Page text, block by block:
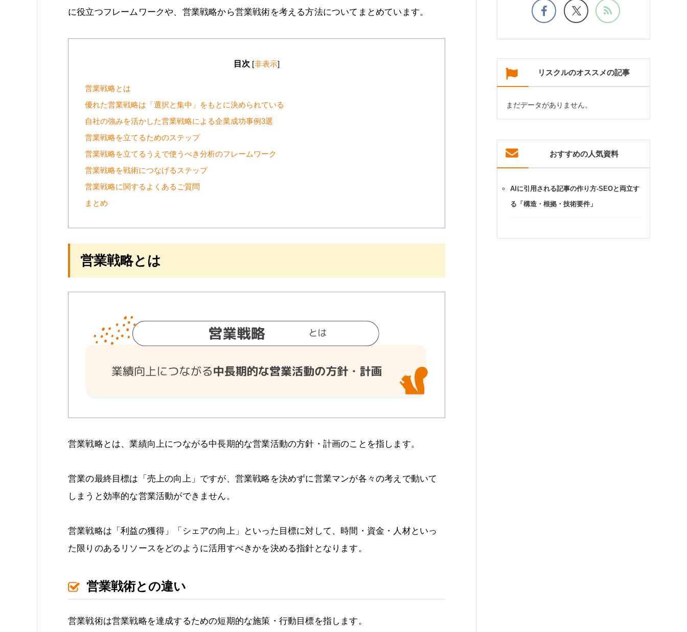
に役立つフレームワークや、営業戦略から営業戦術を考える方法についてまとめています。
目次 [非表示]
営業戦略とは
優れた営業戦略は「選択と集中」をもとに決められている
自社の強みを活かした営業戦略による企業成功事例3選
営業戦略を立てるためのステップ
営業戦略を立てるうえで使うべき分析のフレームワーク
営業戦略を戦術につなげるステップ
営業戦略に関するよくあるご質問
まとめ
営業戦略とは
営業戦略とは、業績向上につながる中長期的な営業活動の方針・計画のことを指します。
営業の最終目標は「売上の向上」ですが、営業戦略を決めずに営業マンが各々の考えで動いて
しまうと効率的な営業活動ができません。
営業戦略は「利益の獲得」「シェアの向上」といった目標に対して、時間・資金・人材といっ
た限りのあるリソースをどのように活用すべきかを決める指針となります。
営業戦術との違い
営業戦術は営業戦略を達成するための短期的な施策・行動目標を指します。
リスクルのオススメの記事
まだデータがありません。
おすすめの人気資料
AIに引用される記事の作り方-SEOと両立す
る「構造・根拠・技術要件」